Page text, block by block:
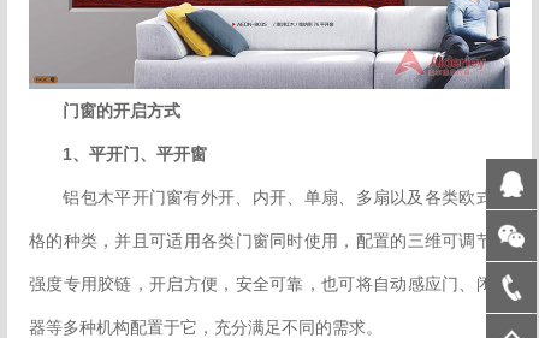
门窗的开启方式
1、平开门、平开窗
铝包木平开门窗有外开、内开、单扇、多扇以及各类欧式风
格的种类，并且可适用各类门窗同时使用，配置的三维可调节高
强度专用胶链，开启方便，安全可靠，也可将自动感应门、闭门
器等多种机构配置于它，充分满足不同的需求。